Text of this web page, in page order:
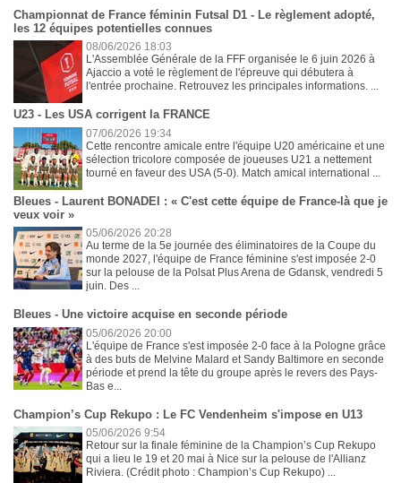
Championnat de France féminin Futsal D1 - Le règlement adopté,
les 12 équipes potentielles connues
08/06/2026 18:03
L'Assemblée Générale de la FFF organisée le 6 juin 2026 à
Ajaccio a voté le règlement de l'épreuve qui débutera à
l'entrée prochaine. Retrouvez les principales informations. ...
U23 - Les USA corrigent la FRANCE
07/06/2026 19:34
Cette rencontre amicale entre l'équipe U20 américaine et une
sélection tricolore composée de joueuses U21 a nettement
tourné en faveur des USA (5-0). Match amical international ...
Bleues - Laurent BONADEI : « C'est cette équipe de France-là que je
veux voir »
05/06/2026 20:28
Au terme de la 5e journée des éliminatoires de la Coupe du
monde 2027, l'équipe de France féminine s'est imposée 2-0
sur la pelouse de la Polsat Plus Arena de Gdansk, vendredi 5
juin. Des ...
Bleues - Une victoire acquise en seconde période
05/06/2026 20:00
L'équipe de France s'est imposée 2-0 face à la Pologne grâce
à des buts de Melvine Malard et Sandy Baltimore en seconde
période et prend la tête du groupe après le revers des Pays-
Bas e...
Champion’s Cup Rekupo : Le FC Vendenheim s'impose en U13
05/06/2026 9:54
Retour sur la finale féminine de la Champion’s Cup Rekupo
qui a lieu le 19 et 20 mai à Nice sur la pelouse de l'Allianz
Riviera. (Crédit photo : Champion’s Cup Rekupo) ...